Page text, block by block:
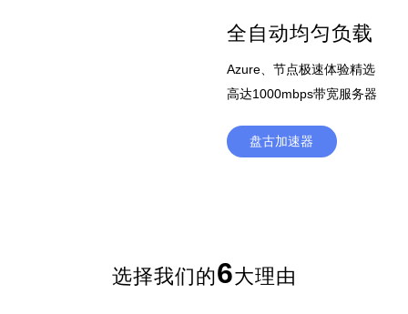
全自动均匀负载
Azure、节点极速体验精选
高达1000mbps带宽服务器
盘古加速器
选择我们的6大理由